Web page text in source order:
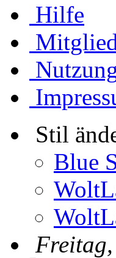
Hilfe
Stil
Blue